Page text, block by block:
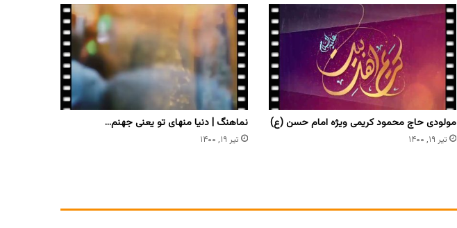
مولودی حاج محمود کریمی ویژه امام حسن (ع)
تیر ۱۹, ۱۴۰۰
نماهنگ | دنیا منهای تو یعنی جهنم…
تیر ۱۹, ۱۴۰۰